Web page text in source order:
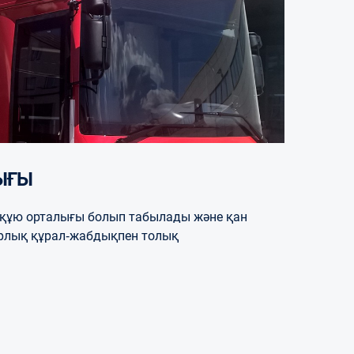
орталығы болып табылады және қан
құрал-жабдықпен толық